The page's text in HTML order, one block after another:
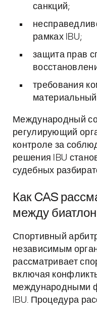
санкций;
рамках IBU;
защита прав
требования
Международный
регулирующий
контроле за
решения IBU
судебных
Как CAS
между
Спортивный
независимым
рассматривает
включая
международными
IBU. Процедура